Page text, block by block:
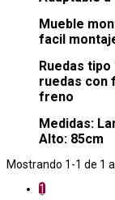
Mueble
facil
Ruedas
ruedas con
freno
Medidas:
Alto: 85cm
Mostrando 1-1 de 1
1